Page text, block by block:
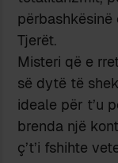
Tjerët.
Misteri që e
së dytë të
ideale për t’u
brenda një
ç’t’i fshihte